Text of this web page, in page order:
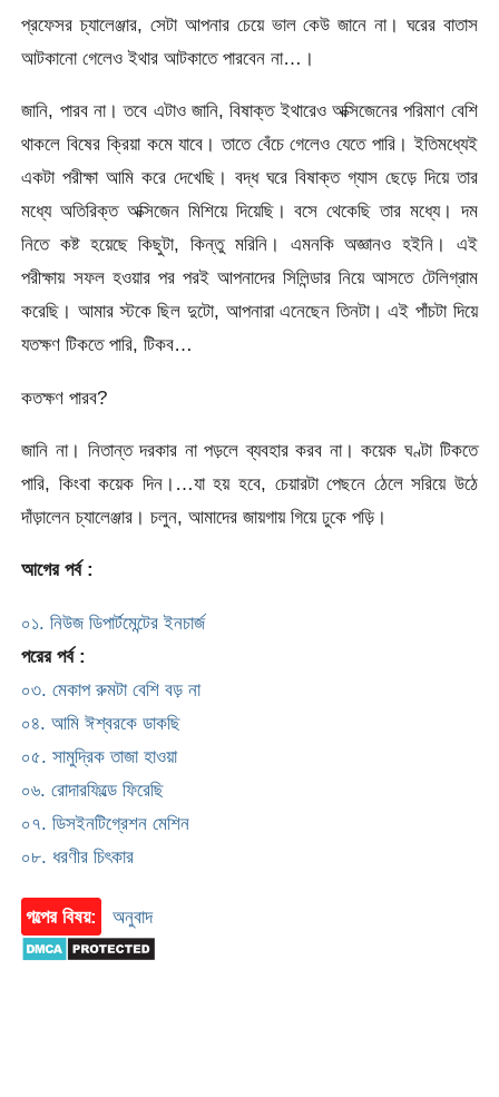
প্রফেসর চ্যালেঞ্জার, সেটা আপনার চেয়ে ভাল কেউ জানে না। ঘরের বাতাস
আটকানো গেলেও ইথার আটকাতে পারবেন না…।
জানি, পারব না। তবে এটাও জানি, বিষাক্ত ইথারেও অক্সিজেনের পরিমাণ বেশি
থাকলে বিষের ক্রিয়া কমে যাবে। তাতে বেঁচে গেলেও যেতে পারি। ইতিমধ্যেই
একটা পরীক্ষা আমি করে দেখেছি। বদ্ধ ঘরে বিষাক্ত গ্যাস ছেড়ে দিয়ে তার
মধ্যে অতিরিক্ত অক্সিজেন মিশিয়ে দিয়েছি। বসে থেকেছি তার মধ্যে। দম
নিতে কষ্ট হয়েছে কিছুটা, কিন্তু মরিনি। এমনকি অজ্ঞানও হইনি। এই
পরীক্ষায় সফল হওয়ার পর পরই আপনাদের সিলিন্ডার নিয়ে আসতে টেলিগ্রাম
করেছি। আমার স্টকে ছিল দুটো, আপনারা এনেছেন তিনটা। এই পাঁচটা দিয়ে
যতক্ষণ টিকতে পারি, টিকব…
কতক্ষণ পারব?
জানি না। নিতান্ত দরকার না পড়লে ব্যবহার করব না। কয়েক ঘণ্টা টিকতে
পারি, কিংবা কয়েক দিন।…যা হয় হবে, চেয়ারটা পেছনে ঠেলে সরিয়ে উঠে
দাঁড়ালেন চ্যালেঞ্জার। চলুন, আমাদের জায়গায় গিয়ে ঢুকে পড়ি।
আগের পর্ব :
০১. নিউজ ডিপার্টমেন্টের ইনচার্জ
পরের পর্ব :
০৩. মেকাপ রুমটা বেশি বড় না
০৪. আমি ঈশ্বরকে ডাকছি
০৫. সামুদ্রিক তাজা হাওয়া
০৬. রোদারফিল্ডে ফিরেছি
০৭. ডিসইনটিগ্রেশন মেশিন
০৮. ধরণীর চিৎকার
গল্পের বিষয়: অনুবাদ